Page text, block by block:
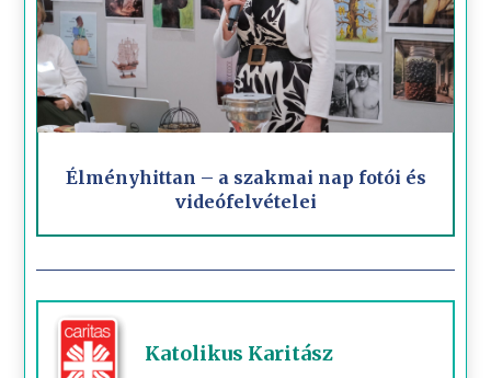
Élményhittan – a szakmai nap fotói és
videófelvételei
Katolikus Karitász